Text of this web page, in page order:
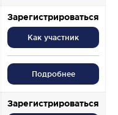
Зарегистрироваться
Как участник
Подробнее
Зарегистрироваться